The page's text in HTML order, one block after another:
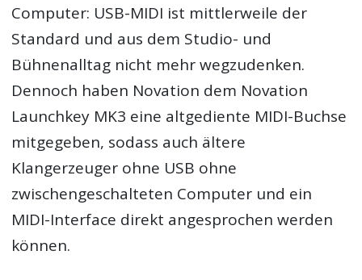
Computer: USB-MIDI ist mittlerweile der
Standard und aus dem Studio- und
Bühnenalltag nicht mehr wegzudenken.
Dennoch haben Novation dem Novation
Launchkey MK3 eine altgediente MIDI-Buchse
mitgegeben, sodass auch ältere
Klangerzeuger ohne USB ohne
zwischengeschalteten Computer und ein
MIDI-Interface direkt angesprochen werden
können.